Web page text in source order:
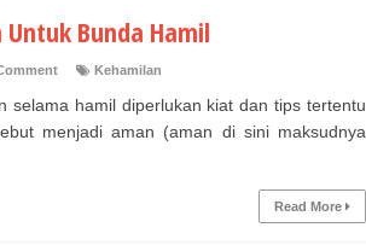
Untuk Bunda Hamil
Kehamilan
selama hamil diperlukan kiat dan tips tertentu
menjadi aman (aman di sini maksudnya
Read More